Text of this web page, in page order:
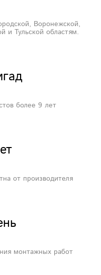
Воронежской,
и Тульской областям.
более 9 лет
от производителя
монтажных работ